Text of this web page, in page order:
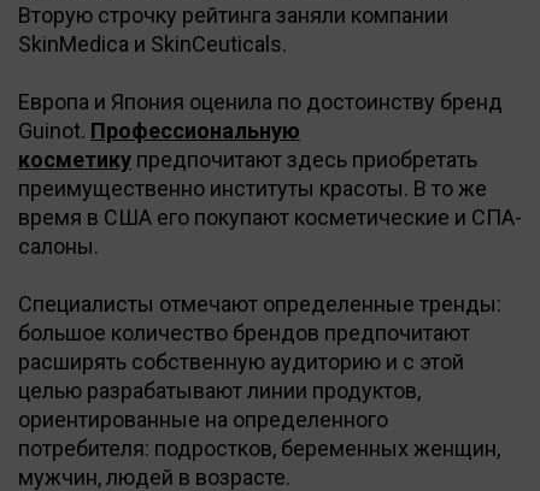
Вторую строчку рейтинга заняли компании
SkinMedica и SkinCeuticals.
Европа и Япония оценила по достоинству бренд
Guinot. Профессиональную
косметику предпочитают здесь приобретать
преимущественно институты красоты. В то же
время в США его покупают косметические и СПА-
салоны.
Специалисты отмечают определенные тренды:
большое количество брендов предпочитают
расширять собственную аудиторию и с этой
целью разрабатывают линии продуктов,
ориентированные на определенного
потребителя: подростков, беременных женщин,
мужчин, людей в возрасте.